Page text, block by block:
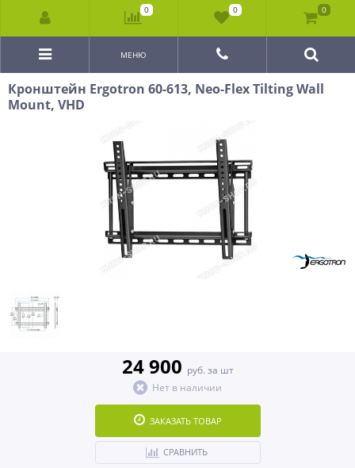
МЕНЮ
Кронштейн Ergotron 60-613, Neo-Flex Tilting Wall
Mount, VHD
24 900 руб. за шт
Нет в наличии
ЗАКАЗАТЬ ТОВАР
СРАВНИТЬ
0 0 0